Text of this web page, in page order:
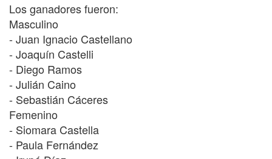
Los ganadores fueron:
Masculino
- Juan Ignacio Castellano
- Joaquín Castelli
- Diego Ramos
- Julián Caino
- Sebastián Cáceres
Femenino
- Siomara Castella
- Paula Fernández